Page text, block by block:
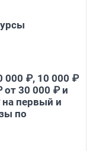
000 ₽, 10 000 ₽
от 30 000 ₽ и
первый и
по